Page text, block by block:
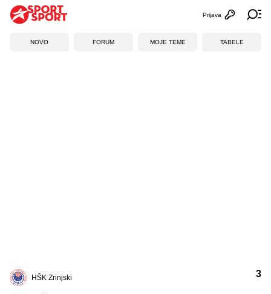
Otvori
Prijava
NOVO FORUM MOJE TEME TABELE
HŠK Zrinjski 3